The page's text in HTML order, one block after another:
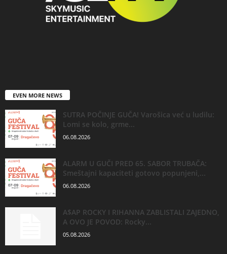
EVEN MORE NEWS
SUTRA POČINJE GUČA! Varošica već u ludilu:
Lomi se kolo, grme...
06.08.2026
ALARM U GUČI PRED 65. SABOR TRUBAČA:
Smeštajni kapaciteti gotovo popunjeni,...
06.08.2026
A$AP ROCKY I RIHANNA ZABLISTALI ZAJEDNO,
A OVO JE POVOD: Rocky...
05.08.2026